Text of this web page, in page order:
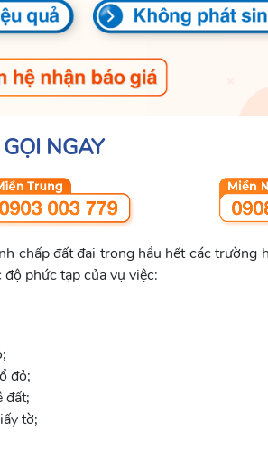
GỌI NGAY
chấp đất đai trong hầu hết các trường
phức tạp của vụ việc:
đỏ;
đất;
tờ;